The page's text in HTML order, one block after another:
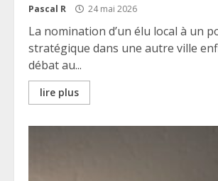
Pascal R 24 mai 2026
La nomination d’un élu local à un
stratégique dans une autre ville
débat au...
lire plus